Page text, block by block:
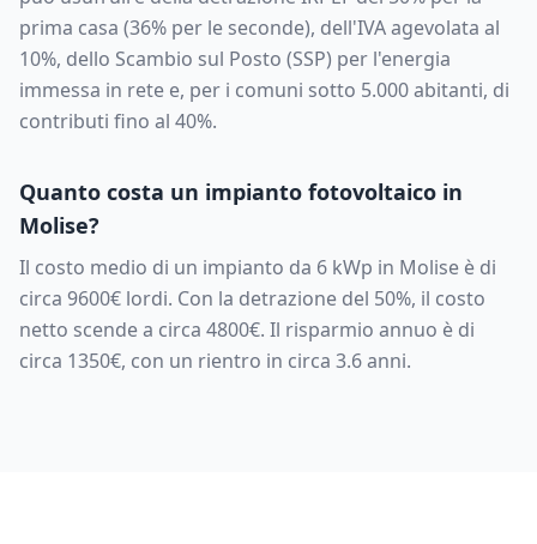
prima casa (36% per le seconde), dell'IVA agevolata al
10%, dello Scambio sul Posto (SSP) per l'energia
immessa in rete e, per i comuni sotto 5.000 abitanti, di
contributi fino al 40%.
Quanto costa un impianto fotovoltaico in
Molise?
Il costo medio di un impianto da 6 kWp in Molise è di
circa 9600€ lordi. Con la detrazione del 50%, il costo
netto scende a circa 4800€. Il risparmio annuo è di
circa 1350€, con un rientro in circa 3.6anni.